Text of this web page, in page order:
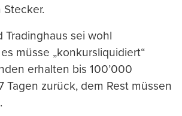
Tradinghaus sei wohl
müsse „konkursliquidiert“
erhalten bis 100’000
Tagen zurück, dem Rest müssen